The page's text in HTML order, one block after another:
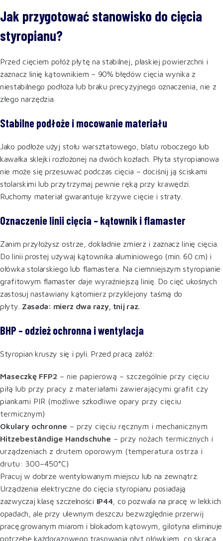
Jak przygotować stanowisko do cięcia
styropianu?
Przed cięciem połóż płytę na stabilnej, płaskiej powierzchni i
zaznacz linię kątownikiem – 90% błędów cięcia wynika z
niestabilnego podłoża lub braku precyzyjnego oznaczenia, nie z
złego narzędzia.
Stabilne podłoże i mocowanie materiału
Jako podłoże użyj stołu warsztatowego, blatu roboczego lub
kawałka sklejki rozłożonej na dwóch kozłach. Płyta styropianowa
nie może się przesuwać podczas cięcia – dociśnij ją ściskami
stolarskimi lub przytrzymaj pewnie ręką przy krawędzi.
Ruchomy materiał gwarantuje krzywe cięcie i straty.
Oznaczenie linii cięcia – kątownik i flamaster
Zanim przyłożysz ostrze, dokładnie zmierz i zaznacz linię cięcia.
Do linii prostej używaj kątownika aluminiowego (min. 60 cm) i
ołówka stolarskiego lub flamastera. Na ciemniejszym styropianie
grafitowym flamaster daje wyraźniejszą linię. Do cięć ukośnych
zastosuj nastawiany kątomierz przyklejony taśmą do
płyty. Zasada: mierz dwa razy, tnij raz.
BHP – odzież ochronna i wentylacja
Styropian kruszy się i pyli. Przed pracą załóż:
Maseczkę FFP2 – nie papierową – szczególnie przy cięciu
piłą lub przy pracy z materiałami zawierającymi grafit czy
piankami PIR (możliwe szkodliwe opary przy cięciu
termicznym)
Okulary ochronne – przy cięciu ręcznym i mechanicznym
Hitzebeständige Handschuhe – przy nożach termicznych i
urządzeniach z drutem oporowym (temperatura ostrza i
drutu: 300–450°C)
Pracuj w dobrze wentylowanym miejscu lub na zewnątrz.
Urządzenia elektryczne do cięcia styropianu posiadają
zazwyczaj klasę szczelności IP44 , co pozwala na pracę w lekkich
opadach, ale przy ulewnym deszczu bezwzględnie przerwij
pracę.growanym miarom i blokadom kątowym, gilotyna eliminuje
potrzebę każdorazowego trasowania płyt ołówkiem, co skraca